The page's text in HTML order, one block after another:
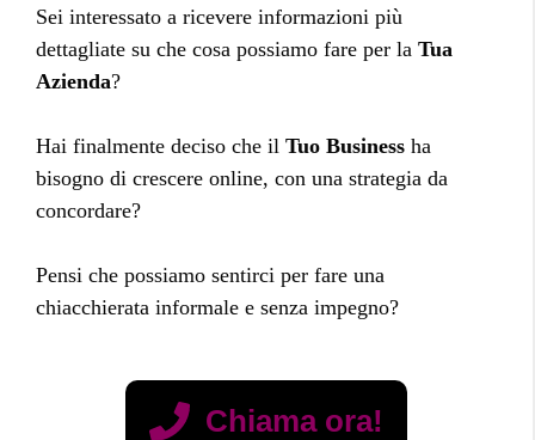
Sei interessato a ricevere informazioni più
dettagliate su che cosa possiamo fare per la Tua
Azienda?
Hai finalmente deciso che il Tuo Business ha
bisogno di crescere online, con una strategia da
concordare?
Pensi che possiamo sentirci per fare una
chiacchierata informale e senza impegno?
Chiama ora!